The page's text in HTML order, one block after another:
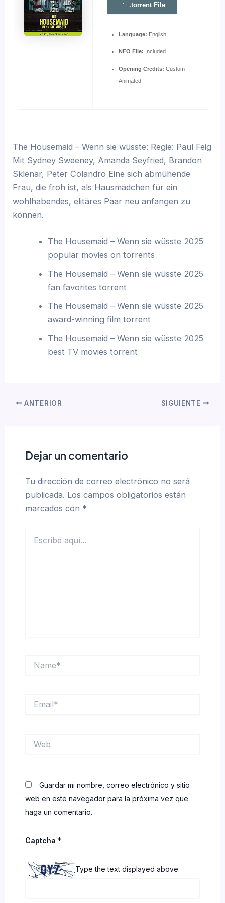
.torrent File
Language: English
NFO File: Included
Opening Credits: Custom
Animated
The Housemaid – Wenn sie wüsste: Regie: Paul Feig
Mit Sydney Sweeney, Amanda Seyfried, Brandon
Sklenar, Peter Colandro Eine sich abmühende
Frau, die froh ist, als Hausmädchen für ein
wohlhabendes, elitäres Paar neu anfangen zu
können.
The Housemaid – Wenn sie wüsste 2025
popular movies on torrents
The Housemaid – Wenn sie wüsste 2025
fan favorites torrent
The Housemaid – Wenn sie wüsste 2025
award-winning film torrent
The Housemaid – Wenn sie wüsste 2025
best TV movies torrent
ANTERIOR SIGUIENTE
Dejar un comentario
Tu dirección de correo electrónico no será
publicada. Los campos obligatorios están
marcados con *
aquí...
Guardar mi nombre, correo electrónico y sitio
web en este navegador para la próxima vez que
haga un comentario.
Captcha *
Type the text displayed above: